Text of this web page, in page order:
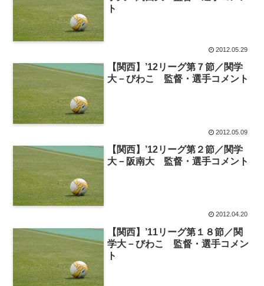
ト
2012.05.29
【関西】’12リーグ第７節／関学
大－びわこ 監督・選手コメント
2012.05.09
【関西】’12リーグ第２節／関学
大－阪南大 監督・選手コメント
2012.04.20
【関西】’11リーグ第１８節／関
学大－びわこ 監督・選手コメン
ト